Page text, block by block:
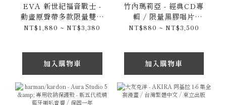
EVA 新世紀福音戰士 -
動畫原聲帶多款限量雙彩
膠 / 25週年版本 CD 豪
NT$1,880 ~ NT$3,380
加入購物車
竹內瑪莉亞 - 經典CD專
輯 / 限量黑膠唱片
Plastic Love /
NT$880 ~ NT$3,500
加入購物車